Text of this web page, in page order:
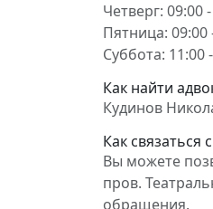
Четверг: 09:00
Пятница: 09:00
Суббота: 11:00
Как найти
Кудинов
Как связаться
Вы можете
пров.
обращения.